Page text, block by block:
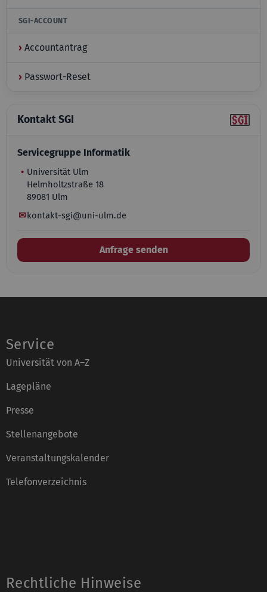
SGI-ACCOUNT
› Accountantrag
› Passwort-Reset
Kontakt SGI
Servicegruppe Informatik
• Universität Ulm
Helmholtzstraße 18
89081 Ulm
✉kontakt-sgi@uni-ulm.de
Anfrage senden
Service
Universität von A–Z
Lagepläne
Presse
Stellenangebote
Veranstaltungskalender
Telefonverzeichnis
Rechtliche Hinweise